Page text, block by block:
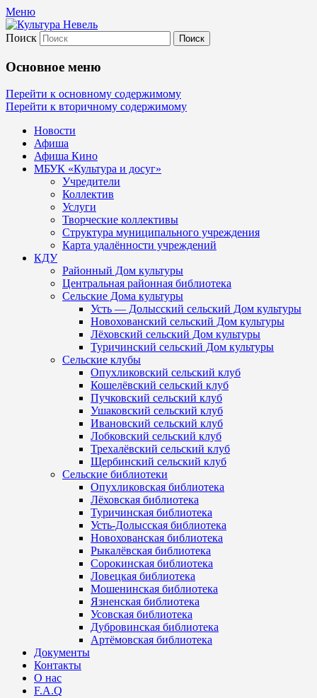
Меню
Культура Невель
МБУК Невельского района "Культура
и досуг"
Поиск
Основное меню
Перейти к основному содержимому
Перейти к вторичному содержимому
Новости
Афиша
Афиша Кино
МБУК «Культура и досуг»
Учредители
Коллектив
Услуги
Творческие коллективы
Структура муниципального учреждения
Карта удалённости учреждений
КДУ
Районный Дом культуры
Центральная районная библиотека
Сельские Дома культуры
Усть — Долысский сельский Дом культуры
Новохованский сельский Дом культуры
Лёховский сельский Дом культуры
Туричинский сельский Дом культуры
Сельские клубы
Опухликовский сельский клуб
Кошелёвский сельский клуб
Пучковский сельский клуб
Ушаковский сельский клуб
Ивановский сельский клуб
Лобковский сельский клуб
Трехалёвский сельский клуб
Щербинский сельский клуб
Сельские библиотеки
Опухликовская библиотека
Лёховская библиотека
Туричинская библиотека
Усть-Долысская библиотека
Новохованская библиотека
Рыкалёвская библиотека
Сорокинская библиотека
Ловецкая библиотека
Мошенинская библиотека
Язненская библиотека
Усовская библиотека
Дубровинская библиотека
Артёмовская библиотека
Документы
Контакты
О нас
F.A.Q